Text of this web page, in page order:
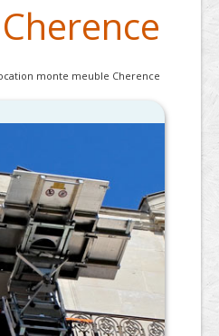
monte meuble Cherence